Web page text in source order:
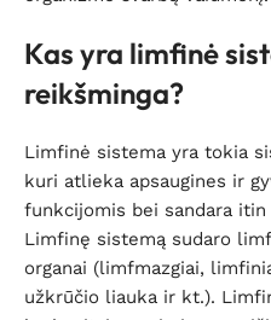
Kas yra limfinė
reikšminga?
Limfinė sistema yra tokia
kuri atlieka apsaugines ir
funkcijomis bei sandara
Limfinę sistemą sudaro
organai (limfmazgiai,
užkrūčio liauka ir kt.).